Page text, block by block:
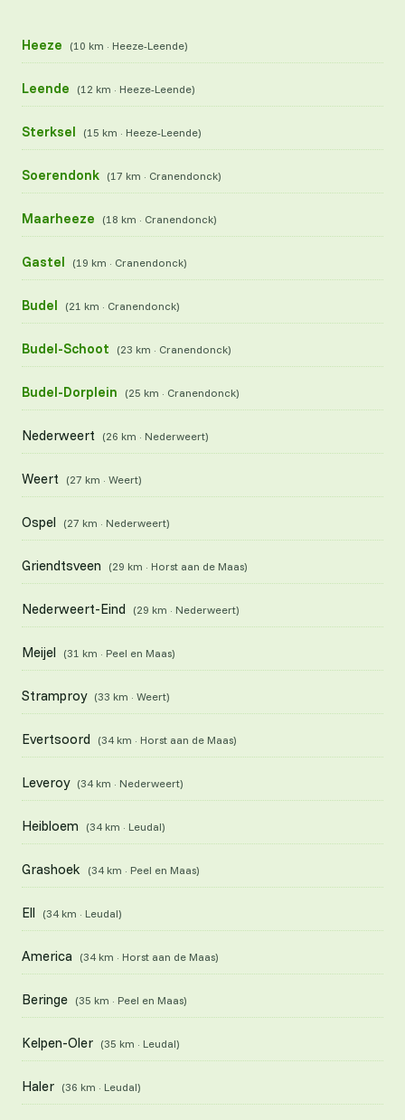
Heeze (10 km · Heeze-Leende)
Leende (12 km · Heeze-Leende)
Sterksel (15 km · Heeze-Leende)
Soerendonk (17 km · Cranendonck)
Maarheeze (18 km · Cranendonck)
Gastel (19 km · Cranendonck)
Budel (21 km · Cranendonck)
Budel-Schoot (23 km · Cranendonck)
Budel-Dorplein (25 km · Cranendonck)
Nederweert (26 km · Nederweert)
Weert (27 km · Weert)
Ospel (27 km · Nederweert)
Griendtsveen (29 km · Horst aan de Maas)
Nederweert-Eind (29 km · Nederweert)
Meijel (31 km · Peel en Maas)
Stramproy (33 km · Weert)
Evertsoord (34 km · Horst aan de Maas)
Leveroy (34 km · Nederweert)
Heibloem (34 km · Leudal)
Grashoek (34 km · Peel en Maas)
Ell (34 km · Leudal)
America (34 km · Horst aan de Maas)
Beringe (35 km · Peel en Maas)
Kelpen-Oler (35 km · Leudal)
Haler (36 km · Leudal)